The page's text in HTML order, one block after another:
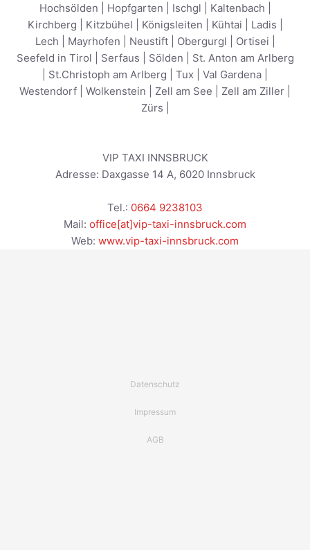
Hochsölden
Hopfgarten Ischgl Kaltenbach
Kirchberg
Kitzbühel Königsleiten Kühtai Ladis
Lech
Mayrhofen Neustift| Obergurgl Ortisei
Seefeld in Tirol
Serfaus Sölden
St. Anton am Arlberg
St.Christoph am Arlberg Tux Val Gardena
Westendorf
Wolkenstein Zell am See Zell am Ziller
Zürs
VIP TAXI INNSBRUCK
Adresse: Daxgasse 14 A, 6020 Innsbruck
Tel.: 0664 9238103
Mail: office[at]vip-taxi-innsbruck.com
Web: www.vip-taxi-innsbruck.com
Datenschutz
Impressum
AGB